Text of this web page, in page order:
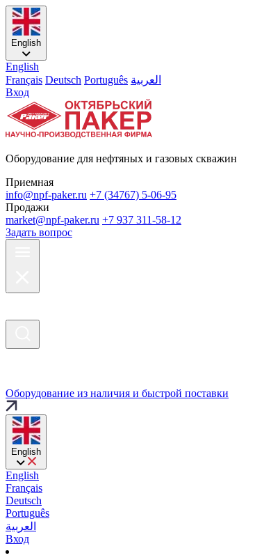
English
English
Français Deutsch Português العربية
Вход
Оборудование для нефтяных и газовых скважин
Приемная
info@npf-paker.ru +7 (34767) 5-06-95
Продажи
market@npf-paker.ru +7 937 311-58-12
Задать вопрос
Оборудование из наличия и быстрой поставки
English
English
Français
Deutsch
Português
العربية
Вход